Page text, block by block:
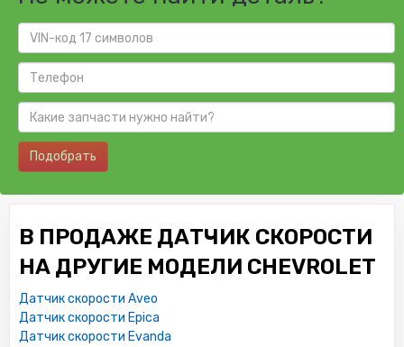
Подобрать
В ПРОДАЖЕ ДАТЧИК СКОРОСТИ
НА ДРУГИЕ МОДЕЛИ CHEVROLET
Датчик скорости Aveo
Датчик скорости Epica
Датчик скорости Evanda